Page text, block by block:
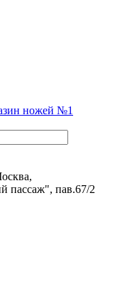
ножей №1
пассаж", пав.67/2